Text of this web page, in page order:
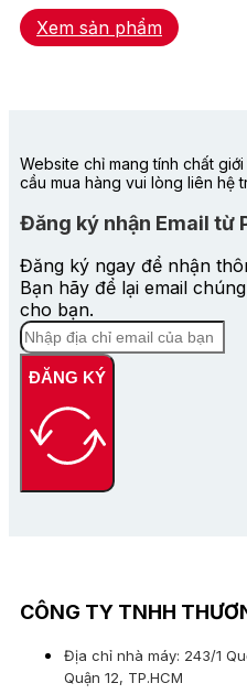
Xem sản phẩm
Website chỉ mang tính chất
cầu mua hàng vui lòng liên hệ
Đăng ký nhận Email từ
Đăng ký ngay để nhận
Bạn hãy để lại email
cho bạn.
ĐĂNG KÝ
CÔNG TY TNHH
Địa chỉ nhà máy: 243/1
Quận 12, TP.HCM